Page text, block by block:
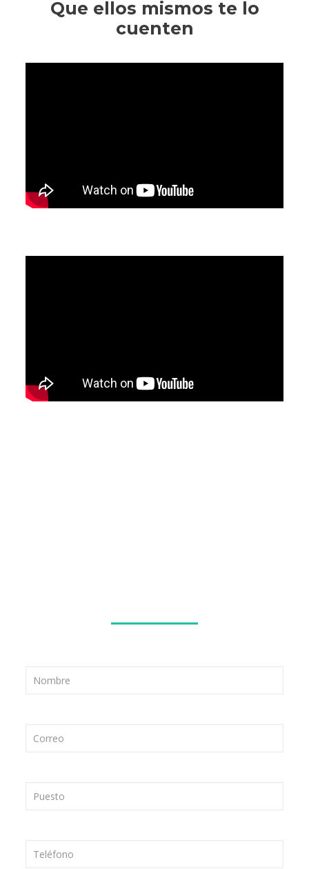
Que ellos mismos te lo
cuenten